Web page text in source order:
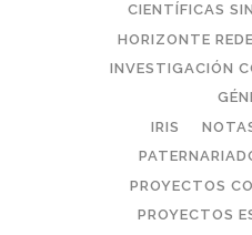
CIENTÍFICAS
HORIZONTE
INVESTIGACIÓN
IRIS
PROYECTOS
PROYECTOS